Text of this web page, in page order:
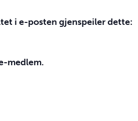
i e-posten gjenspeiler dette:
medlem.